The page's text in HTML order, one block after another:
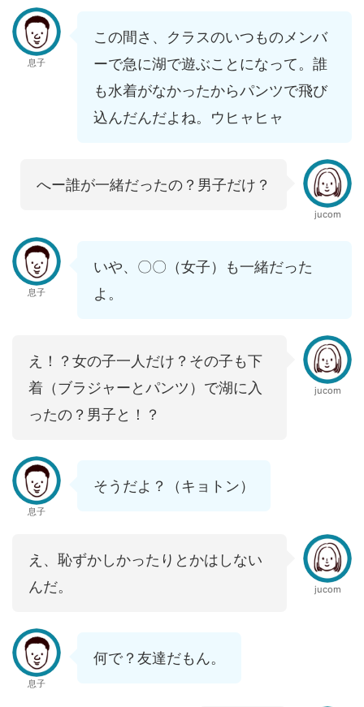
息子
この間さ、クラスのいつものメンバ
ーで急に湖で遊ぶことになって。誰
も水着がなかったからパンツで飛び
込んだんだよね。ウヒャヒャ
へー誰が一緒だったの？男子だけ？
jucom
息子
いや、〇〇（女子）も一緒だった
よ。
え！？女の子一人だけ？その子も下
着（ブラジャーとパンツ）で湖に入
ったの？男子と！？
jucom
息子
そうだよ？（キョトン）
え、恥ずかしかったりとかはしない
んだ。
jucom
息子
何で？友達だもん。